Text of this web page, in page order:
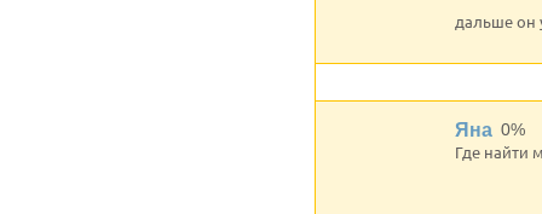
дальше он
Яна 0%
Где найти